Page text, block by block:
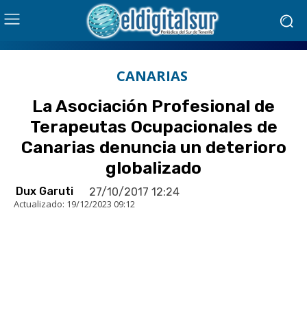
CANARIAS
La Asociación Profesional de
Terapeutas Ocupacionales de
Canarias denuncia un deterioro
globalizado
Dux Garuti 27/10/2017 12:24
Actualizado: 19/12/2023 09:12